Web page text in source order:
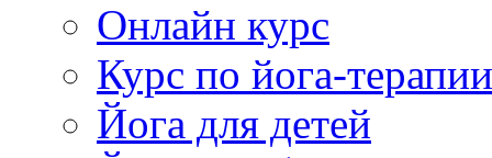
Онлайн курс
Курс по йога-терапии
Йога для детей